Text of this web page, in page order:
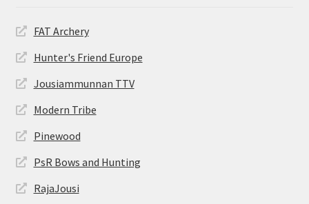
FAT Archery
Hunter's Friend Europe
Jousiammunnan TTV
Modern Tribe
Pinewood
PsR Bows and Hunting
RajaJousi